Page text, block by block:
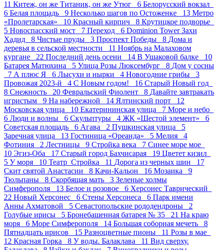
11 Китеж, он же Титаник, он же Утюг 6 Белорусский вокзал
6 Белая площадь 9 Несколько шагов по Остоженке 13 Метро
«Пролетарская» 10 Красный кирпич 8 Крутицкое подворье
5 Новоспасский мост 7 Переход 6 Dominion Tower Захи
Хадид 8 Чистые пруды 3 Проспект Победы 8 Дома и
деревья в сельской местности 11 Ноябрь на Малаховом
кургане 22 Последний день осени 14 В Ушаковой балке 10
Батарея Матюхина 5 Улица Розы Люксембург 8 Дом у сосны
7 А плюс Я 6 Лысухи и нырки 4 Новогодние грибы 3
Провожая 2023-й 4 С Новым годом! 16 Старый Новый год
8 Снежность 20 Февральский Фиолент 8 Давайте завтракать
игристым 9 На набережной 14 Ялтинский порт 12
Московская улица 10 Екатерининская улица 7 Море и небо
6 Люди и волны 6 Скульптуры 4 ЖК «Шестой элемент» 6
Советская площадь 6 Агава 2 Пушкинская улица 5
Заречная улица 13 Гостиница «Ореанда» 5 Мелия 4
Фотиния 2 Лестницы 9 Стройка века 7 Синее море мое
10 Эгиз-Оба 17 Старый город Бахчисарая 19 Цветет кизил
5 У моря 10 Театр_Стройка 11 Дорога из черных шин 17
Скит святой Анастасии 8 Качи-Кальон 16 Мозаика 9
Тюльпаны 8 Скорбящая мать 3 Зеленые холмы
Симферополя 13 Белое и розовое 6 Херсонес Таврический
22 Новый Херсонес 6 Стены Херсонеса 6 Парк имени
Анны Ахматовой 5 Севастопольские рододендроны 2
Голубые ирисы 5 Бронебашенная батарея № 35 21 На краю
моря 6 Море Симферополя 14 Большая соборная мечеть 8
Пятнадцать ирисов 15 Разноцветные пионы 11 Розы в мае
12 Красная Горка 8 У воды. Балаклава 11 Вид сверху.